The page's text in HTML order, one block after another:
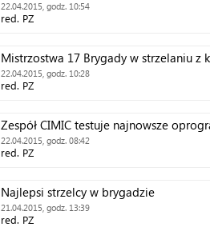
22.04.2015, godz. 10:54
red. PZ
Mistrzostwa 17 Brygady w strzelaniu z
22.04.2015, godz. 10:28
red. PZ
Zespół CIMIC testuje najnowsze
22.04.2015, godz. 08:42
red. PZ
Najlepsi strzelcy w brygadzie
21.04.2015, godz. 13:39
red. PZ